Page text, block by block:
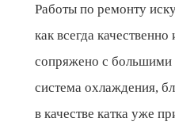
Работы по ремонту
как всегда
сопряжено с большими
система охлаждения,
в качестве катка уже